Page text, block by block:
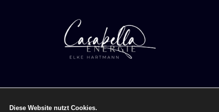
Diese Website nutzt Cookies.